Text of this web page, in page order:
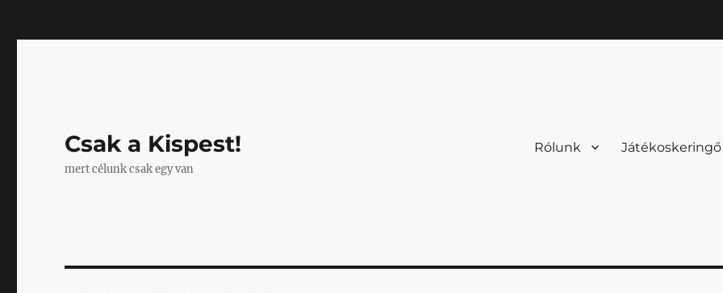
Csak a Kispest!
mert célunk csak egy van
Rólunk Játékoskeringő